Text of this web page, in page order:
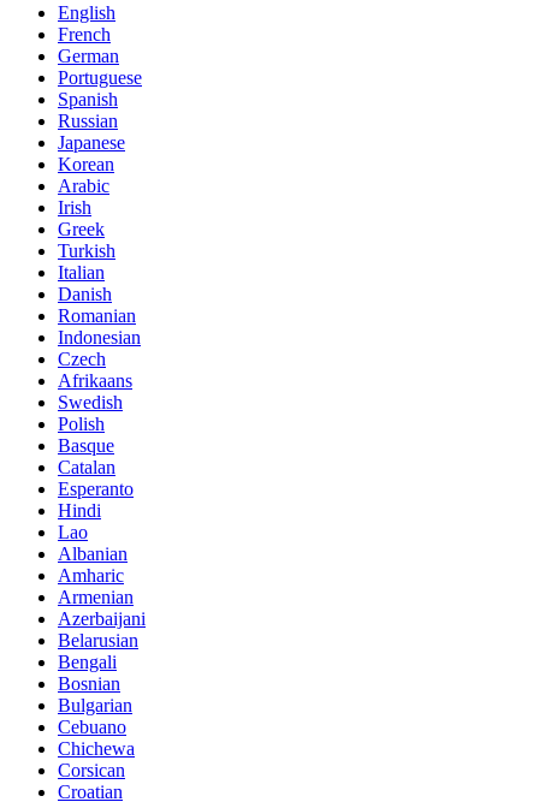
English
French
German
Portuguese
Spanish
Russian
Japanese
Korean
Arabic
Irish
Greek
Turkish
Italian
Danish
Romanian
Indonesian
Czech
Afrikaans
Swedish
Polish
Basque
Catalan
Esperanto
Hindi
Lao
Albanian
Amharic
Armenian
Azerbaijani
Belarusian
Bengali
Bosnian
Bulgarian
Cebuano
Chichewa
Corsican
Croatian